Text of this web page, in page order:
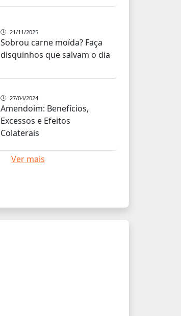
21/11/2025
Sobrou carne moída? Faça
disquinhos que salvam o dia
27/04/2024
Amendoim: Benefícios,
Excessos e Efeitos
Colaterais
Ver mais